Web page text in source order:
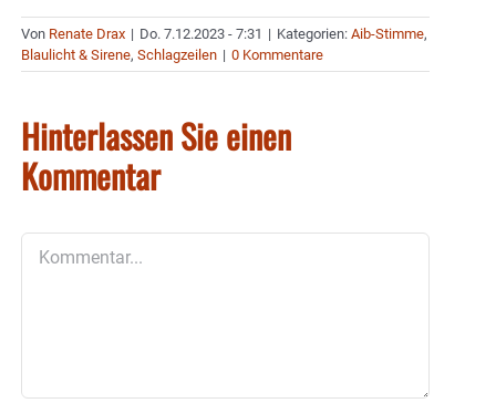
Von Renate Drax | Do. 7.12.2023 - 7:31 | Kategorien: Aib-Stimme,
Blaulicht & Sirene, Schlagzeilen | 0 Kommentare
Hinterlassen Sie einen
Kommentar